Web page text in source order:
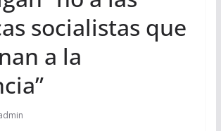
socialistas que
a la